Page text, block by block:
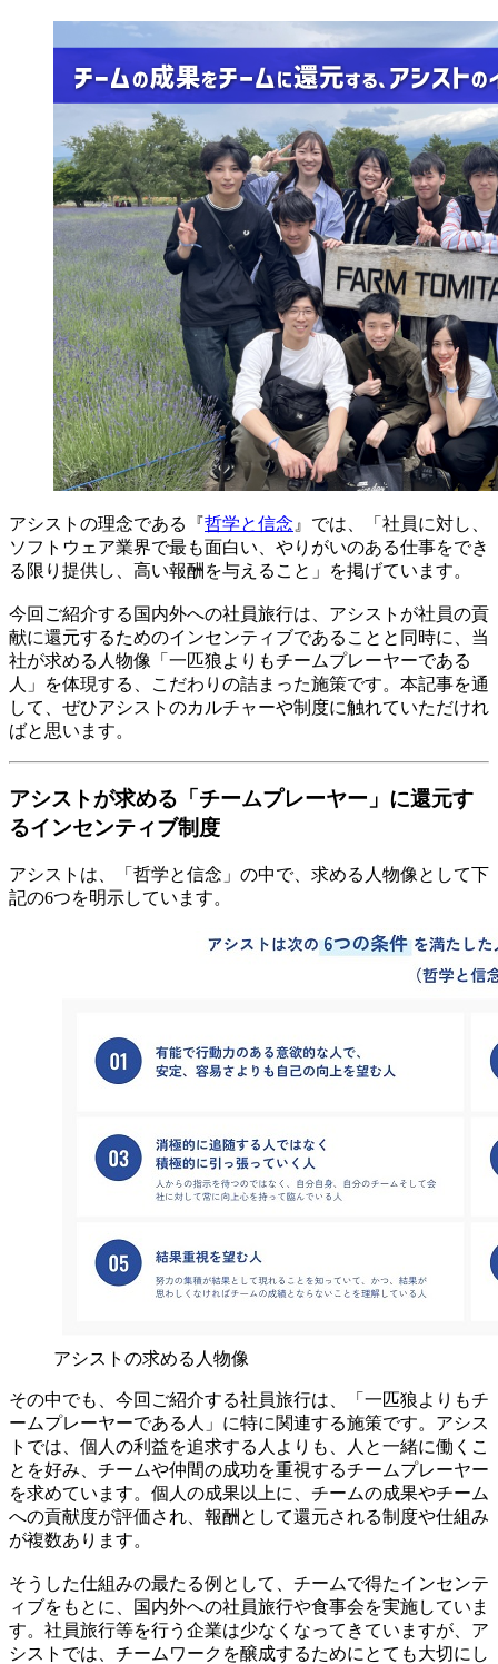
アシストの理念である『 哲学と信念』では、「社員に対し、
ソフトウェア業界で最も面白い、やりがいのある仕事をでき
る限り提供し、高い報酬を与えること」を掲げています。
今回ご紹介する国内外への社員旅行は、アシストが社員の貢
献に還元するためのインセンティブであることと同時に、当
社が求める人物像「一匹狼よりもチームプレーヤーである
人」を体現する、こだわりの詰まった施策です。本記事を通
して、ぜひアシストのカルチャーや制度に触れていただけれ
ばと思います。
アシストが求める「チームプレーヤー」に還元す
るインセンティブ制度
アシストは、「哲学と信念」の中で、求める人物像として下
記の6つを明示しています。
アシストの求める人物像
その中でも、今回ご紹介する社員旅行は、「一匹狼よりもチ
ームプレーヤーである人」に特に関連する施策です。アシス
トでは、個人の利益を追求する人よりも、人と一緒に働くこ
とを好み、チームや仲間の成功を重視するチームプレーヤー
を求めています。個人の成果以上に、チームの成果やチーム
への貢献度が評価され、報酬として還元される制度や仕組み
が複数あります。
そうした仕組みの最たる例として、チームで得たインセンテ
ィブをもとに、国内外への社員旅行や食事会を実施していま
す。社員旅行等を行う企業は少なくなってきていますが、ア
シストでは、チームワークを醸成するためにとても大切にし